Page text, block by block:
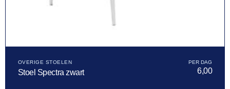
OVERIGE STOELEN
Stoel Spectra zwart 6,00